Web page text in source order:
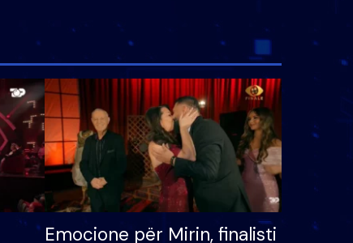
Emocione për Mirin, finalisti